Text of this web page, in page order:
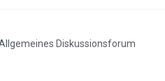
Diskussionsforum